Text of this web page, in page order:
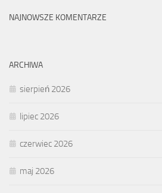
NAJNOWSZE KOMENTARZE
ARCHIWA
sierpień 2026
lipiec 2026
czerwiec 2026
maj 2026